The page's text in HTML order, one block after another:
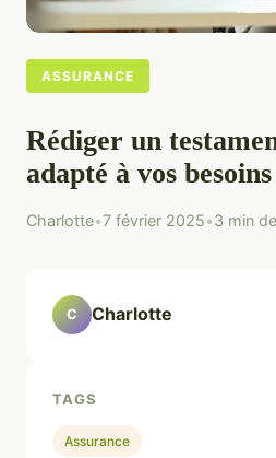
ASSURANCE
Rédiger un
adapté à vos besoins
Charlotte•7 février 2025•3 min
C Charlotte
TAGS
Assurance